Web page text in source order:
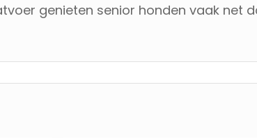
genieten senior honden vaak net